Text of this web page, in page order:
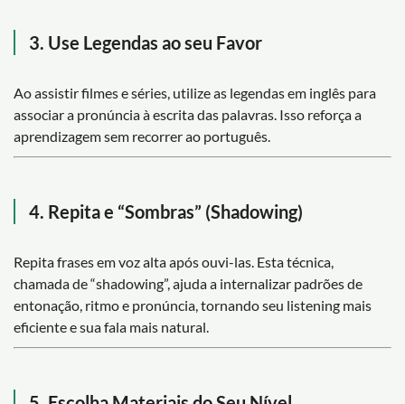
3. Use Legendas ao seu Favor
Ao assistir filmes e séries, utilize as legendas em inglês para
associar a pronúncia à escrita das palavras. Isso reforça a
aprendizagem sem recorrer ao português.
4. Repita e “Sombras” (Shadowing)
Repita frases em voz alta após ouvi-las. Esta técnica,
chamada de “shadowing”, ajuda a internalizar padrões de
entonação, ritmo e pronúncia, tornando seu listening mais
eficiente e sua fala mais natural.